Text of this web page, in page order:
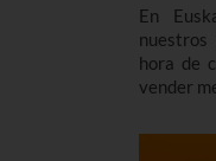
En
hora de
vender
latencia